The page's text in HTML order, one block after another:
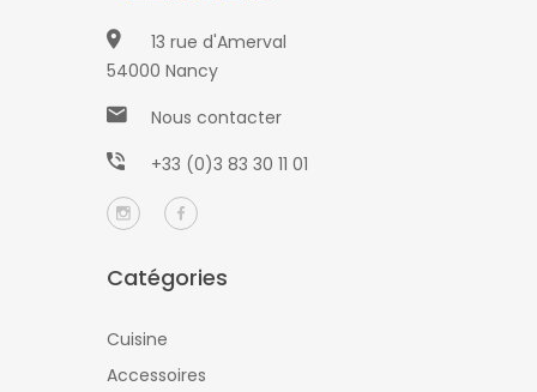
13 rue d'Amerval
54000 Nancy
Nous contacter
+33 (0)3 83 30 11 01
Catégories
Cuisine
Accessoires